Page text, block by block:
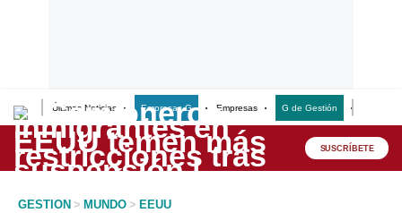
Últimas Noticias Empresas G Empresas G de Gestión
Lo último
Peru Quiosco SUSCRÍBETE
GESTION > MUNDO > EEUU